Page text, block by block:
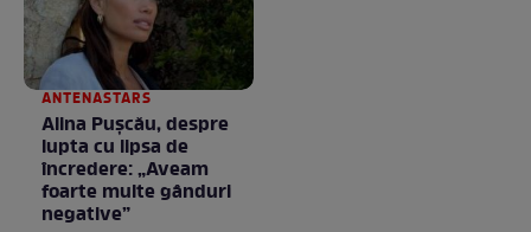
ANTENASTARS
Alina Pușcău, despre
lupta cu lipsa de
încredere: „Aveam
foarte multe gânduri
negative”